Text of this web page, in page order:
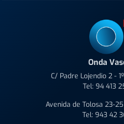
Onda
C/ Padre Lojendio 2 -
Tel: 94 413
Avenida de Tolosa 23-
Tel: 943 42